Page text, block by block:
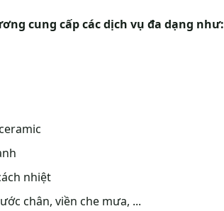
cung cấp các dịch vụ đa dạng như:
nhiệt
chân, viền che mưa, ...